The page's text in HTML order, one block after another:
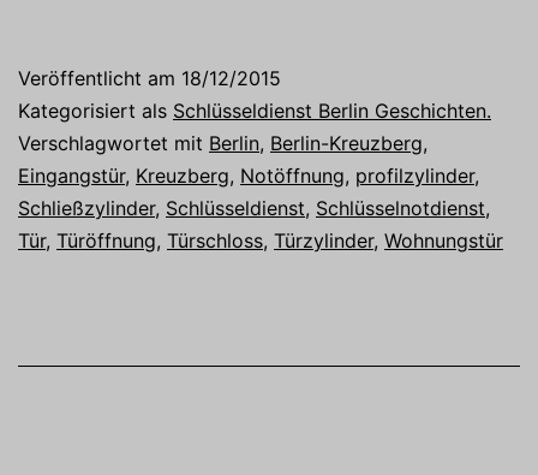
Veröffentlicht am 18/12/2015
Kategorisiert als Schlüsseldienst Berlin Geschichten.
Verschlagwortet mit Berlin, Berlin-Kreuzberg,
Eingangstür, Kreuzberg, Notöffnung, profilzylinder,
Schließzylinder, Schlüsseldienst, Schlüsselnotdienst,
Tür, Türöffnung, Türschloss, Türzylinder, Wohnungstür